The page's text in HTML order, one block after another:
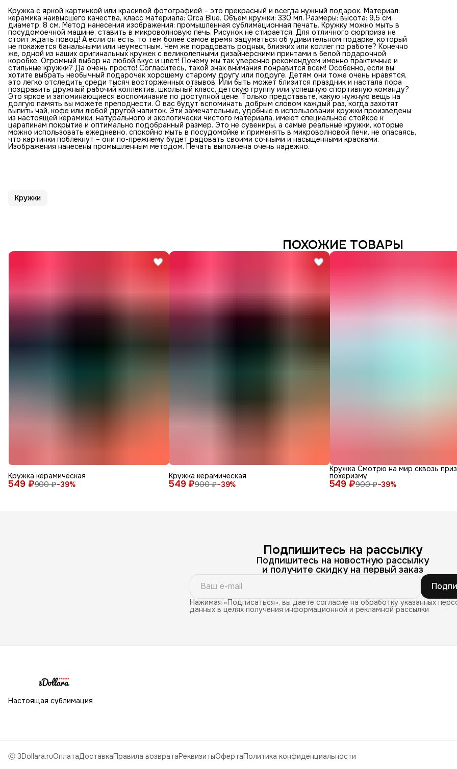
промышленным методом. Печать выполнена очень
Кружка с яркой картинкой или красивой фотографией – это прекрасный и всегда нужный подарок. Материал:
керамика наивысшего качества, класс материала: Orca Blue. Объем кружки: 330 мл. Размеры: высота: 9,5 см,
диаметр: 8 см. Метод нанесения изображения: промышленная сублимационная печать. Кружку можно мыть в
посудомоечной машине, ставить в микроволновую печь. Рисунок не стирается. Для отличного сюрприза не
стоит ждать повод! А если он есть, то тем более самое время задуматься об удивительном подарке, который
не покажется банальными или неуместным. Чем же порадовать родных, близких или коллег по работе? Конечно
же, одной из наших оригинальных кружек с великолепными дизайнерскими принтами в белой подарочной
коробке. Огромный выбор на любой вкус и цвет! Почему мы так уверенно рекомендуем именно практичные и
стильные кружки? Да очень просто! Согласитесь, такой знак внимания понравится всем! Особенно, если вы
хотите выбрать необычный подарочек хорошему старому другу или подруге. Детям они тоже очень нравятся,
это легко отследить среди тысяч восторженных отзывов. Или быть может близится праздник и настала пора
поздравить дружный рабочий коллектив, школьный класс, детскую группу или успешную спортивную команду?
Это яркое и запоминающиеся воспоминание по доступной цене. Только представьте, какую нужную вещь на
долгую память вы можете преподнести. О вас будут вспоминать добрым словом каждый раз, когда захотят
выпить чай, кофе или любой другой напиток. Эти замечательные, удобные в использовании кружки произведены
из настоящей керамики, натурального и экологически чистого материала, имеют специальное стойкое к
царапинам покрытие и оптимально подобранный размер. Это не сувениры, а самые реальные кружки, которые
можно использовать ежедневно, спокойно мыть в посудомойке и применять в микроволновой печи, не опасаясь,
что картинки поблекнут – они по-прежнему будет радовать своими сочными и насыщенными красками.
Изображения нанесены промышленным методом. Печать выполнена очень надежно.
Кружки
ПОХОЖИЕ ТОВАРЫ
549 ₽900 ₽−39%
Кружка керамическая
549 ₽900 ₽−39%
Кружка керамическая
549 ₽900 ₽−39%
Кружка Смотрю на мир сквозь
похеризму
Подпишитесь на рассылку
Подпишитесь на новостную рассылку
и получите скидку на первый заказ
Нажимая «Подписаться», вы даете согласие на обработку указанных
данных в целях получения информационной и рекламной рассылки
Настоящая сублимация
ⓒ 3Dollara.ruОплатаДоставкаПравила возвратаРеквизитыОфертаПолитика конфиденциальности